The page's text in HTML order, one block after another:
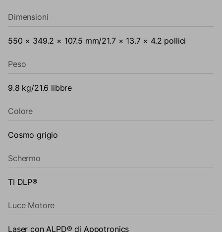
Dimensioni
550 × 349.2 × 107.5 mm/21.7 × 13.7 × 4.2 pollici
Peso
9.8 kg/21.6 libbre
Colore
Cosmo grigio
Schermo
TI DLP®
Luce Motore
Laser con ALPD® di Appotronics